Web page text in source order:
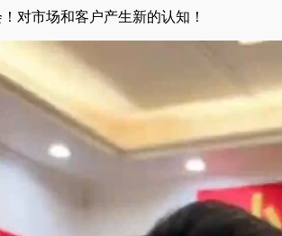
对市场和客户产生新的认知！